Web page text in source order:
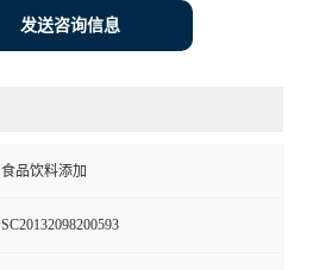
发送咨询信息
食品饮料添加
SC20132098200593